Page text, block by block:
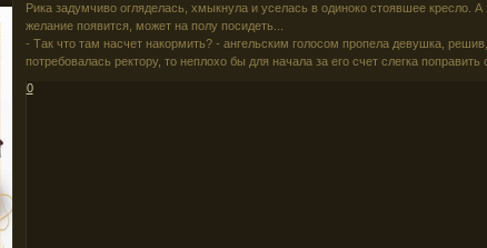
Рика задумчиво огляделась, хмыкнула и уселась в одиноко стоявшее кресло.
желание появится, может на полу посидеть...
- Так что там насчет накормить? - ангельским голосом пропела девушка,
потребовалась ректору, то неплохо бы для начала за его счет слегка поправить
0